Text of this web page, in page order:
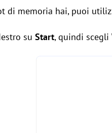
di memoria hai, puoi
su Start, quindi scegli